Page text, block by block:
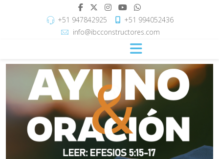
+51 947842925
+51 994052436
info@ibcconstructores.com